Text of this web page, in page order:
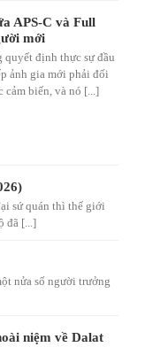
APS-C và Full
mới
định thực sự đầu
ảnh gia mới phải đối
cảm biến, và nó [...]
sứ quán thì thế giới
đã [...]
nửa số người trưởng
niệm về Dalat